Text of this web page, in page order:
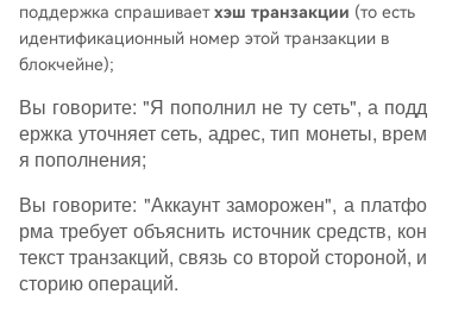
поддержка спрашиваетхэш транзакции (то есть
идентификационный номер этой транзакции в
блокчейне);
Вы говорите: "Я пополнил не ту сеть", а подд
ержка уточняет сеть, адрес, тип монеты, врем
я пополнения;
Вы говорите: "Аккаунт заморожен", а платфо
рма требует объяснить источник средств, кон
текст транзакций, связь со второй стороной, и
сторию операций.